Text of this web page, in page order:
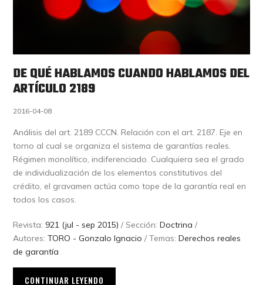
DE QUÉ HABLAMOS CUANDO HABLAMOS DEL
ARTÍCULO 2189
2016-04-08
Análisis del art. 2189 CCCN. Relación con el art. 2187. Eje en
torno al cual se organiza el sistema de garantías reales.
Régimen monolítico, indiferenciado. Cualquiera sea el grado
de individualización de los elementos constitutivos del
crédito, el gravamen actúa como tope de la garantía real en
todos los casos.
Revista: 921 (jul - sep 2015) / Sección:Doctrina /
Autores:TORO - Gonzalo Ignacio / Temas:Derechos reales
de garantía
CONTINUAR LEYENDO